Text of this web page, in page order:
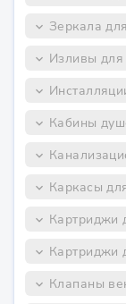
keyboard_arrow_down Зеркала
keyboard_arrow_down Изливы для
keyboard_arrow_down
keyboard_arrow_down Кабины
keyboard_arrow_down
keyboard_arrow_down Каркасы
keyboard_arrow_down Картриджи
keyboard_arrow_down Картриджи
keyboard_arrow_down Клапаны